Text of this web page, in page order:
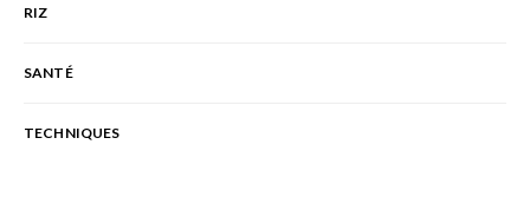
RIZ
SANTÉ
TECHNIQUES